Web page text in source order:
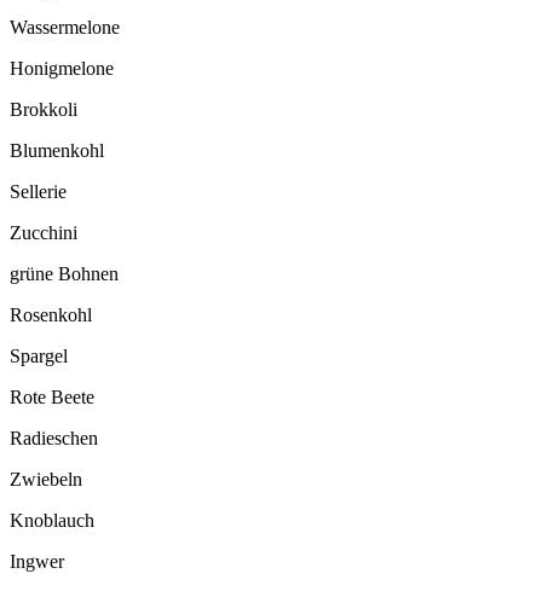
Wassermelone
Honigmelone
Brokkoli
Blumenkohl
Sellerie
Zucchini
grüne Bohnen
Rosenkohl
Spargel
Rote Beete
Radieschen
Zwiebeln
Knoblauch
Ingwer